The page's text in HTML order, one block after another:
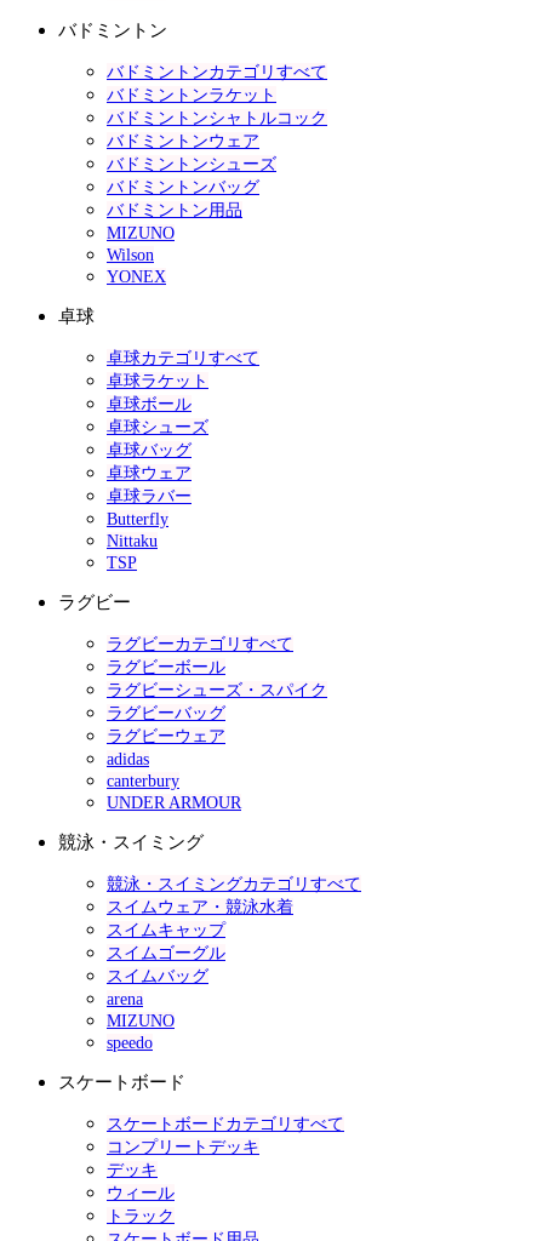
バドミントン
バドミントンカテゴリすべて
バドミントンラケット
バドミントンシャトルコック
バドミントンウェア
バドミントンシューズ
バドミントンバッグ
バドミントン用品
MIZUNO
Wilson
YONEX
卓球
卓球カテゴリすべて
卓球ラケット
卓球ボール
卓球シューズ
卓球バッグ
卓球ウェア
卓球ラバー
Butterfly
Nittaku
TSP
ラグビー
ラグビーカテゴリすべて
ラグビーボール
ラグビーシューズ・スパイク
ラグビーバッグ
ラグビーウェア
adidas
canterbury
UNDER ARMOUR
競泳・スイミング
競泳・スイミングカテゴリすべて
スイムウェア・競泳水着
スイムキャップ
スイムゴーグル
スイムバッグ
arena
MIZUNO
speedo
スケートボード
スケートボードカテゴリすべて
コンプリートデッキ
デッキ
ウィール
トラック